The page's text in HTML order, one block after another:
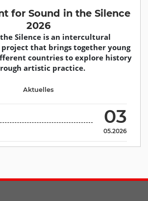
for Sound in the Silence
2026
Silence is an intercultural
that brings together young
countries to explore history
artistic practice.
03
05.2026
Aktuelles